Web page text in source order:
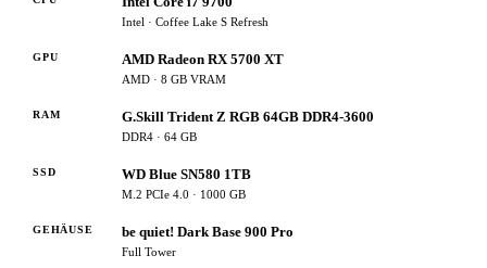
Intel · Coffee Lake S Refresh
GPU AMD Radeon RX 5700 XT
AMD · 8 GB VRAM
RAM G.Skill Trident Z RGB 64GB DDR4-3600
DDR4 · 64 GB
SSD WD Blue SN580 1TB
M.2 PCIe 4.0 · 1000 GB
GEHÄUSE be quiet! Dark Base 900 Pro
Full Tower